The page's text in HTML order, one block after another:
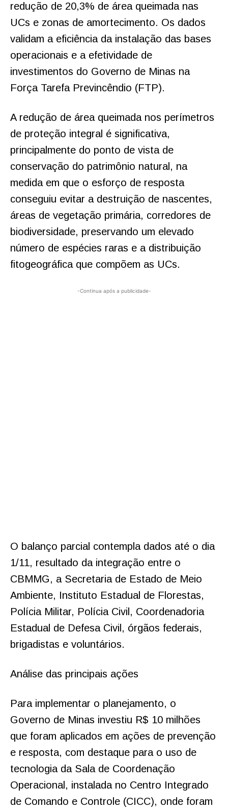
redução de 20,3% de área queimada nas
UCs e zonas de amortecimento. Os dados
validam a eficiência da instalação das bases
operacionais e a efetividade de
investimentos do Governo de Minas na
Força Tarefa Previncêndio (FTP).
A redução de área queimada nos perímetros
de proteção integral é significativa,
principalmente do ponto de vista de
conservação do patrimônio natural, na
medida em que o esforço de resposta
conseguiu evitar a destruição de nascentes,
áreas de vegetação primária, corredores de
biodiversidade, preservando um elevado
número de espécies raras e a distribuição
fitogeográfica que compõem as UCs.
-Continua após a publicidade-
O balanço parcial contempla dados até o dia
1/11, resultado da integração entre o
CBMMG, a Secretaria de Estado de Meio
Ambiente, Instituto Estadual de Florestas,
Polícia Militar, Polícia Civil, Coordenadoria
Estadual de Defesa Civil, órgãos federais,
brigadistas e voluntários.
Análise das principais ações
Para implementar o planejamento, o
Governo de Minas investiu R$ 10 milhões
que foram aplicados em ações de prevenção
e resposta, com destaque para o uso de
tecnologia da Sala de Coordenação
Operacional, instalada no Centro Integrado
de Comando e Controle (CICC), onde foram